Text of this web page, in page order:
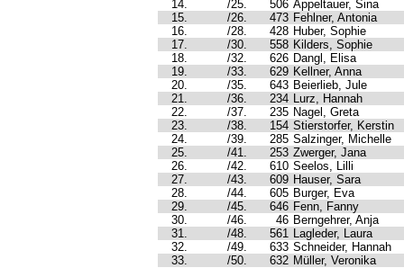
14.
/25. 506 Appeltauer, Sina
15.
/26. 473 Fehlner, Antonia
16.
/28. 428 Huber, Sophie
17.
/30. 558 Kilders, Sophie
18.
/32. 626 Dangl, Elisa
19.
/33. 629 Kellner, Anna
20.
/35. 643 Beierlieb, Jule
21.
/36. 234 Lurz, Hannah
22.
/37. 235 Nagel, Greta
23.
/38. 154 Stierstorfer, Kerstin
24.
/39. 285 Salzinger, Michelle
25.
/41. 253 Zwerger, Jana
26.
/42. 610 Seelos, Lilli
27.
/43. 609 Hauser, Sara
28.
/44. 605 Burger, Eva
29.
/45. 646 Fenn, Fanny
30.
/46. 46 Berngehrer, Anja
31.
/48. 561 Lagleder, Laura
32.
/49. 633 Schneider, Hannah
33.
/50. 632 Müller, Veronika